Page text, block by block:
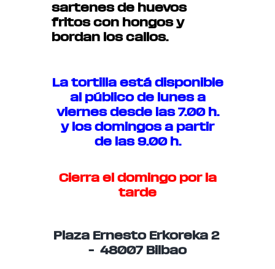
sartenes de huevos
fritos con hongos y
bordan los callos.
La tortilla está disponible
al público de lunes a
viernes desde las 7.00 h.
y los domingos a partir
de las 9.00 h.
Cierra el domingo por la
tarde
Plaza Ernesto Erkoreka 2
– 48007 Bilbao